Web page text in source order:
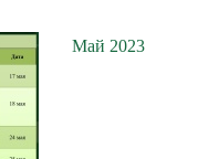
Май 2023